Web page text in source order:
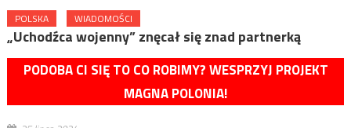
POLSKA WIADOMOŚCI
„Uchodźca wojenny” znęcał się znad partnerką
PODOBA CI SIĘ TO CO ROBIMY? WESPRZYJ PROJEKT
MAGNA POLONIA!